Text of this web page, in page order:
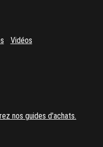
Vidéos
nos guides d'achats.